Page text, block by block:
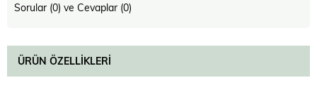
Sorular (0) ve Cevaplar (0)
ÜRÜN ÖZELLIKLERI